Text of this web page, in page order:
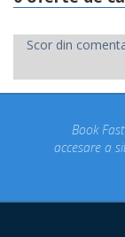
Scor din
.ro inspira
a site-ului. Prin acest